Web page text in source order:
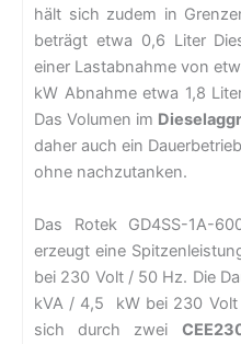
hält sich zudem in
beträgt etwa 0,6 Liter
einer Lastabnahme von
kW Abnahme etwa 1,8
Das Volumen im
daher auch ein
ohne nachzutanken.
Das Rotek GD4SS-1A-
erzeugt eine
bei 230 Volt / 50 Hz. Die
kVA / 4,5 kW bei 230
sich durch zwei